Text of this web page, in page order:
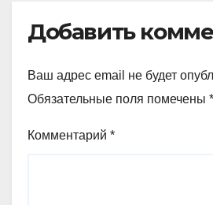
Добавить
Ваш адрес email не будет
Обязательные поля помечены *
Комментарий *